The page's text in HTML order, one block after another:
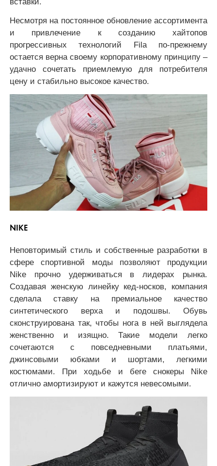
Несмотря на постоянное обновление ассортимента
и привлечение к созданию хайтопов
прогрессивных технологий Fila по-прежнему
остается верна своему корпоративному принципу –
удачно сочетать приемлемую для потребителя
цену и стабильно высокое качество.
NIKE
Неповторимый стиль и собственные разработки в
сфере спортивной моды позволяют продукции
Nike прочно удерживаться в лидерах рынка.
Создавая женскую линейку кед-носков, компания
сделала ставку на премиальное качество
синтетического верха и подошвы. Обувь
сконструирована так, чтобы нога в ней выглядела
женственно и изящно. Такие модели легко
сочетаются с повседневными платьями,
джинсовыми юбками и шортами, легкими
костюмами. При ходьбе и беге снокеры Nike
отлично амортизируют и кажутся невесомыми.